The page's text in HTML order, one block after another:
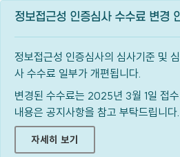
정보접근성 인증심사 수수료 변경
정보접근성 인증심사의 심사기준 및
사 수수료 일부가 개편됩니다.
변경된 수수료는 2025년 3월 1일 접
내용은 공지사항을 참고 부탁드립니다
자세히 보기